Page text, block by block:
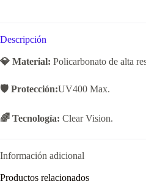
Descripción
💎 Material: Policarbonato de alta
🛡️ Protección:UV400 Max.
🌈 Tecnología: Clear Vision.
Información adicional
Productos relacionados